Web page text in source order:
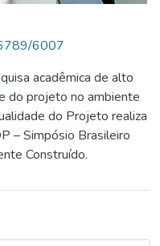
6007
acadêmica de alto
do projeto no ambiente
do Projeto realiza
– Simpósio Brasileiro
Construído.